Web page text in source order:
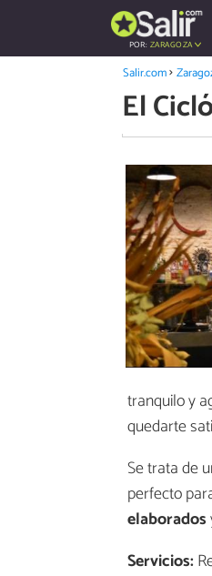
POR: ZARAGOZA
Salir.com
El
tranquilo y
quedarte
Se trata de
perfecto
elaborados
Servicios: